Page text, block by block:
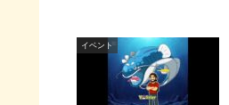
イベント